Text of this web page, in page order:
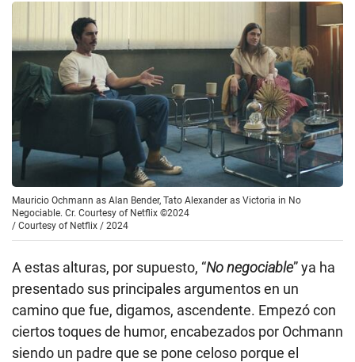
Mauricio Ochmann as Alan Bender, Tato Alexander as Victoria in No
Negociable. Cr. Courtesy of Netflix ©2024
/ Courtesy of Netflix / 2024
A estas alturas, por supuesto, “No negociable” ya ha
presentado sus principales argumentos en un
camino que fue, digamos, ascendente. Empezó con
ciertos toques de humor, encabezados por Ochmann
siendo un padre que se pone celoso porque el